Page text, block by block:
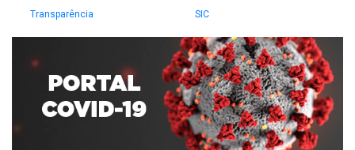
Transparência
SIC